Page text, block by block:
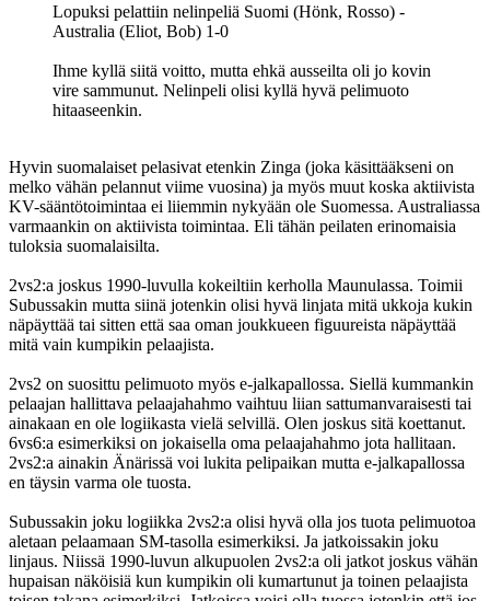
Lopuksi pelattiin nelinpeliä Suomi (Hönk, Rosso) -
Australia (Eliot, Bob) 1-0
Ihme kyllä siitä voitto, mutta ehkä ausseilta oli jo kovin
vire sammunut. Nelinpeli olisi kyllä hyvä pelimuoto
hitaaseenkin.
Hyvin suomalaiset pelasivat etenkin Zinga (joka käsittääkseni on
melko vähän pelannut viime vuosina) ja myös muut koska aktiivista
KV-sääntötoimintaa ei liiemmin nykyään ole Suomessa. Australiassa
varmaankin on aktiivista toimintaa. Eli tähän peilaten erinomaisia
tuloksia suomalaisilta.
2vs2:a joskus 1990-luvulla kokeiltiin kerholla Maunulassa. Toimii
Subussakin mutta siinä jotenkin olisi hyvä linjata mitä ukkoja kukin
näpäyttää tai sitten että saa oman joukkueen figuureista näpäyttää
mitä vain kumpikin pelaajista.
2vs2 on suosittu pelimuoto myös e-jalkapallossa. Siellä kummankin
pelaajan hallittava pelaajahahmo vaihtuu liian sattumanvaraisesti tai
ainakaan en ole logiikasta vielä selvillä. Olen joskus sitä koettanut.
6vs6:a esimerkiksi on jokaisella oma pelaajahahmo jota hallitaan.
2vs2:a ainakin Änärissä voi lukita pelipaikan mutta e-jalkapallossa
en täysin varma ole tuosta.
Subussakin joku logiikka 2vs2:a olisi hyvä olla jos tuota pelimuotoa
aletaan pelaamaan SM-tasolla esimerkiksi. Ja jatkoissakin joku
linjaus. Niissä 1990-luvun alkupuolen 2vs2:a oli jatkot joskus vähän
hupaisan näköisiä kun kumpikin oli kumartunut ja toinen pelaajista